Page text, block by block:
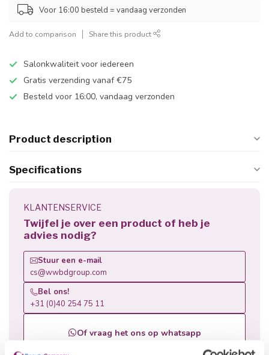
Voor 16:00 besteld = vandaag verzonden
Add to comparison Share this product
Salonkwaliteit voor iedereen
Gratis verzending vanaf €75
Besteld voor 16:00, vandaag verzonden
Product description
Specifications
KLANTENSERVICE
Twijfel je over een product of heb je
advies nodig?
Stuur een e-mail
cs@wwbdgroup.com
Bel ons!
+31 (0)40 254 75 11
Of vraag het ons op whatsapp